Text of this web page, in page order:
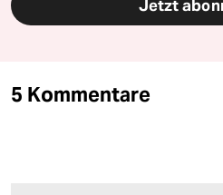
Jetzt
5 Kommentare